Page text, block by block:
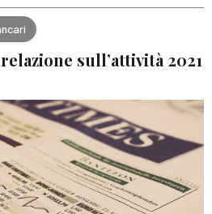
sull’attività 2021